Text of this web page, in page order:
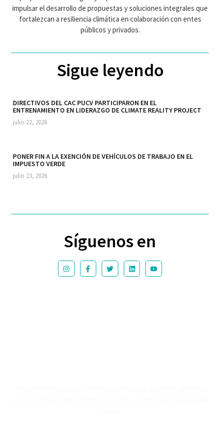
impulsar el desarrollo de propuestas y soluciones integrales que
fortalezcan a resiliencia climática en colaboración con entes
públicos y privados.
Sigue leyendo
DIRECTIVOS DEL CAC PUCV PARTICIPARON EN EL
ENTRENAMIENTO EN LIDERAZGO DE CLIMATE REALITY PROJECT
julio 22, 2026
PONER FIN A LA EXENCIÓN DE VEHÍCULOS DE TRABAJO EN EL
IMPUESTO VERDE
julio 23, 2026
Síguenos en